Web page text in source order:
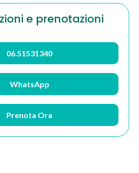
e prenotazioni
06.51531340
WhatsApp
Prenota Ora